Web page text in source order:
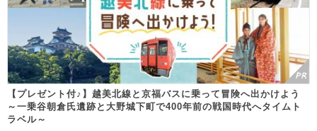
【プレゼント付♪】越美北線と京福バスに乗って冒険へ出かけよう
～一乗谷朝倉氏遺跡と大野城下町で400年前の戦国時代へタイムト
ラベル～